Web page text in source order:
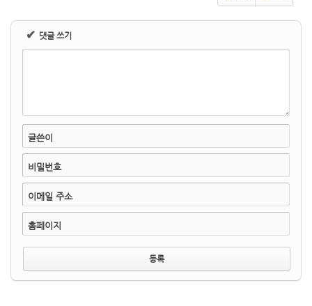
✔ 댓글 쓰기
글쓴이
비밀번호
이메일 주소
홈페이지